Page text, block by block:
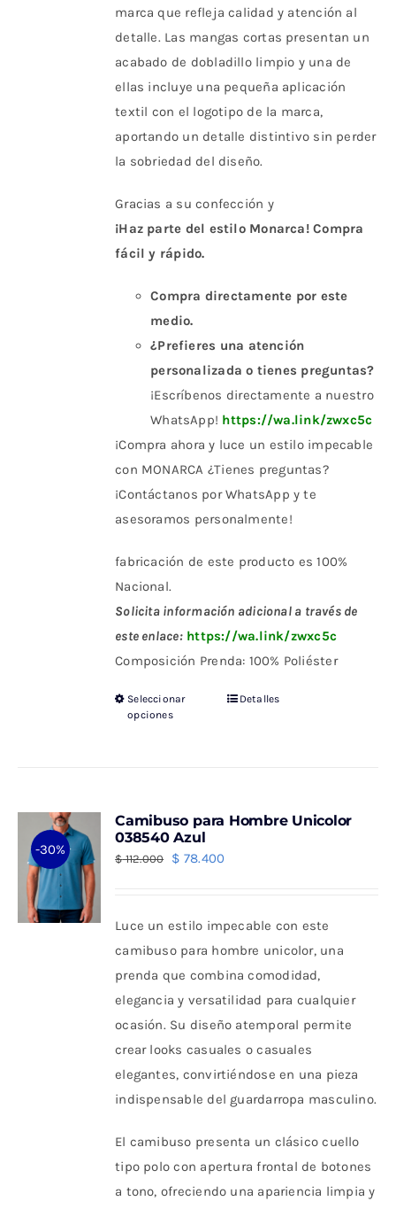
marca que refleja calidad y atención al
detalle. Las mangas cortas presentan un
acabado de dobladillo limpio y una de
ellas incluye una pequeña aplicación
textil con el logotipo de la marca,
aportando un detalle distintivo sin perder
la sobriedad del diseño.
Gracias a su confección y
¡Haz parte del estilo Monarca! Compra
fácil y rápido.
Compra directamente por este
medio.
¿Prefieres una atención
personalizada o tienes preguntas?
¡Escríbenos directamente a nuestro
WhatsApp! https://wa.link/zwxc5c
¡Compra ahora y luce un estilo impecable
con MONARCA ¿Tienes preguntas?
¡Contáctanos por WhatsApp y te
asesoramos personalmente!
fabricación de este producto es 100%
Nacional.
Solicita información adicional a través de
este enlace: https://wa.link/zwxc5c
Composición Prenda: 100% Poliéster
Seleccionar
opciones
Este
Las
elegir
en
la
página
de
producto
Detalles
-30%
Camibuso para Hombre Unicolor
038540 Azul
$112.000
El
era:
$ 112.000.
$ 78.400
es:
$ 78.400.
Luce un estilo impecable con este
camibuso para hombre unicolor, una
prenda que combina comodidad,
elegancia y versatilidad para cualquier
ocasión. Su diseño atemporal permite
crear looks casuales o casuales
elegantes, convirtiéndose en una pieza
indispensable del guardarropa masculino.
El camibuso presenta un clásico cuello
tipo polo con apertura frontal de botones
a tono, ofreciendo una apariencia limpia y